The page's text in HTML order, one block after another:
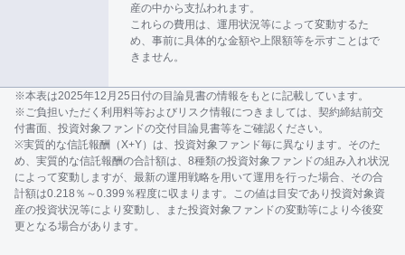
産の中から支払われます。
これらの費用は、運用状況等によって変動するた
め、事前に具体的な金額や上限額等を示すことはで
きません。
※本表は2025年12月25日付の目論見書の情報をもとに記載しています。
※ご負担いただく利用料等およびリスク情報につきましては、契約締結前交
付書面、投資対象ファンドの交付目論見書等をご確認ください。
※実質的な信託報酬（X+Y）は、投資対象ファンド毎に異なります。そのた
め、実質的な信託報酬の合計額は、8種類の投資対象ファンドの組み入れ状況
によって変動しますが、最新の運用戦略を用いて運用を行った場合、その合
計額は0.218％～0.399％程度に収まります。この値は目安であり投資対象資
産の投資状況等により変動し、また投資対象ファンドの変動等により今後変
更となる場合があります。